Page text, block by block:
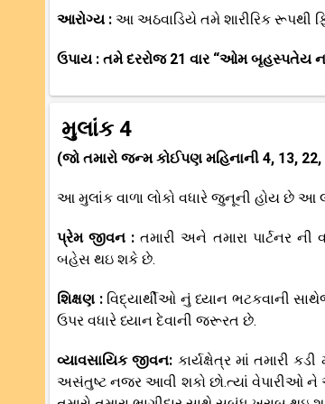
આરોગ્ય : આ અઠવાડિયે તમે શારીરિક રૂપથી
ઉપાય : તમે દરરોજ 21 વાર “ઓમ બૃહસ્પતેય
મુલાંક 4
(જો તમારો જન્મ કોઈપણ મહિનાની 4, 13, 22,
આ મુલાંક વાળા લોકો વધારે જુનૂની હોય છે આ
પ્રેમ જીવન :તમારી અને તમારા પાર્ટનર
બહેસ થઇ શકે છે.
શિક્ષણ : વિદ્યાર્થીઓ નું ધ્યાન ભટકવાની
ઉપર વધારે ધ્યાન દેવાની જરૂરત છે.
વ્યાવસાયિક જીવન: કાર્યક્ષેત્ર માં તમારી
અસંતુષ્ટ નજર આવી શકો છો.ત્યાં વેપારીઓ ને